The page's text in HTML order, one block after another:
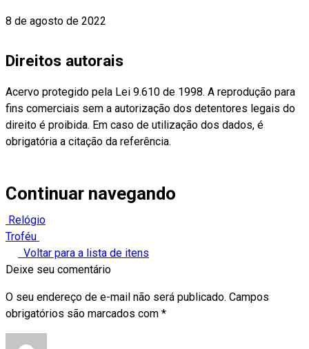
8 de agosto de 2022
Direitos autorais
Acervo protegido pela Lei 9.610 de 1998. A reprodução para
fins comerciais sem a autorização dos detentores legais do
direito é proibida. Em caso de utilização dos dados, é
obrigatória a citação da referência.
Continuar navegando
Relógio
Troféu
Voltar para a lista de itens
Deixe seu comentário
O seu endereço de e-mail não será publicado. Campos
obrigatórios são marcados com *